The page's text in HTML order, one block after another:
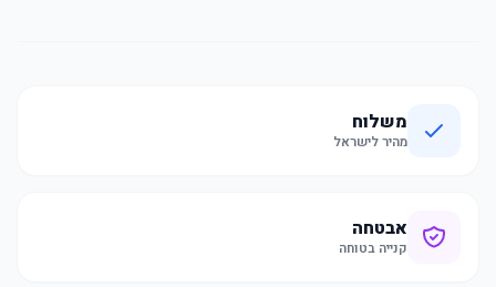
משלוח
מהיר לישראל
אבטחה
קנייה בטוחה